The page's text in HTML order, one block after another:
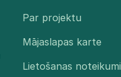
Par projektu
Mājaslapas karte
Lietošanas noteikumi